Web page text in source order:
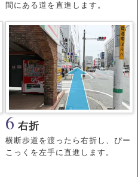
間にある道を直進します。
6 右折
横断歩道を渡ったら右折し、ぴー
こっくを左手に直進します。